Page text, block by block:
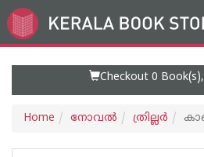
Go
to
Checkout 0
Home നോവല്‍ ത്രില്ലര്‍